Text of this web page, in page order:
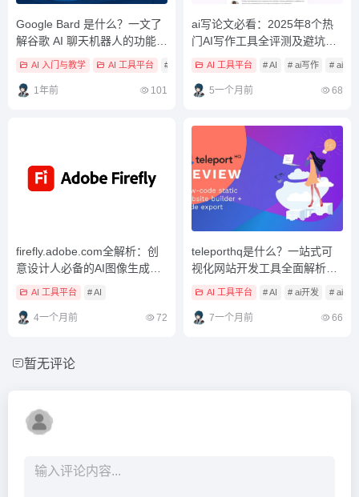
Google Bard 是什么？一文了
解谷歌 AI 聊天机器人的功能与
应用场景
AI 入门与教学 AI 工具平台 # AI 工具教學 # ai工具 # ai机器人
1年前 101
ai写论文必看：2025年8个热
门AI写作工具全评测及避坑指
AI 工具平台 # AI # ai写作 # ai写
5一个月前 68
firefly.adobe.com全解析：创
意设计人必备的AI图像生成工
具完全指南
AI 工具平台 # AI
4一个月前 72
teleporthq是什么？一站式可
视化网站开发工具全面解析与
优势盘点
AI 工具平台 # AI # ai开发 # ai开
7一个月前 66
暂无评论